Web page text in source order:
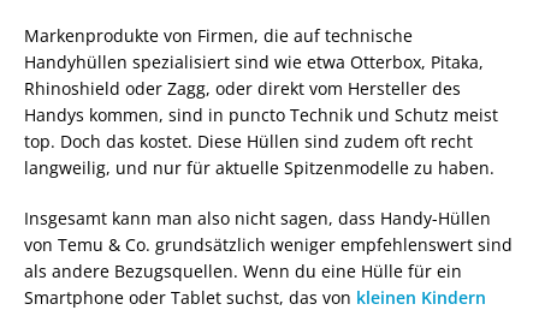
Markenprodukte von Firmen, die auf technische
Handyhüllen spezialisiert sind wie etwa Otterbox, Pitaka,
Rhinoshield oder Zagg, oder direkt vom Hersteller des
Handys kommen, sind in puncto Technik und Schutz meist
top. Doch das kostet. Diese Hüllen sind zudem oft recht
langweilig, und nur für aktuelle Spitzenmodelle zu haben.
Insgesamt kann man also nicht sagen, dass Handy-Hüllen
von Temu & Co. grundsätzlich weniger empfehlenswert sind
als andere Bezugsquellen. Wenn du eine Hülle für ein
Smartphone oder Tablet suchst, das von kleinen Kindern